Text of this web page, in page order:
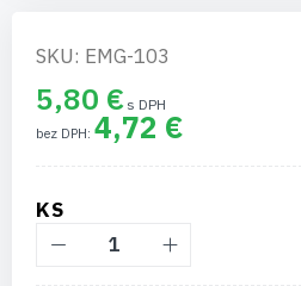
SKU: EMG-103
5,80 €
4,72 €
KS